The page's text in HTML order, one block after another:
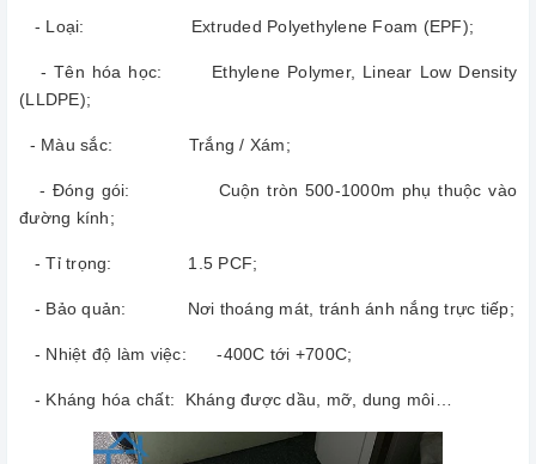
- Loại: Extruded Polyethylene Foam (EPF);
- Tên hóa học: Ethylene Polymer, Linear Low Density
(LLDPE);
- Màu sắc: Trắng / Xám;
- Đóng gói: Cuộn tròn 500-1000m phụ thuộc vào
đường kính;
- Tỉ trọng: 1.5 PCF;
- Bảo quản: Nơi thoáng mát, tránh ánh nắng trực tiếp;
- Nhiệt độ làm việc: -400C tới +700C;
- Kháng hóa chất: Kháng được dầu, mỡ, dung môi…